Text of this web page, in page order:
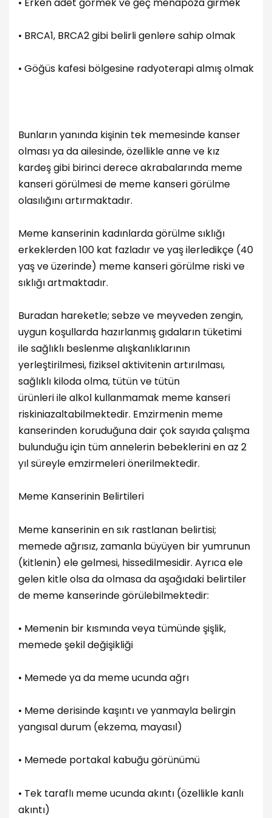
• Erken adet görmek ve geç menapoza girmek
• BRCA1, BRCA2 gibi belirli genlere sahip olmak
• Göğüs kafesi bölgesine radyoterapi almış olmak
Bunların yanında kişinin tek memesinde kanser
olması ya da ailesinde, özellikle anne ve kız
kardeş gibi birinci derece akrabalarında meme
kanseri görülmesi de meme kanseri görülme
olasılığını artırmaktadır.
Meme kanserinin kadınlarda görülme sıklığı
erkeklerden 100 kat fazladır ve yaş ilerledikçe (40
yaş ve üzerinde) meme kanseri görülme riski ve
sıklığı artmaktadır.
Buradan hareketle; sebze ve meyveden zengin,
uygun koşullarda hazırlanmış gıdaların tüketimi
ile sağlıklı beslenme alışkanlıklarının
yerleştirilmesi, fiziksel aktivitenin artırılması,
sağlıklı kiloda olma, tütün ve tütün
ürünleri ile alkol kullanmamak meme kanseri
riskiniazaltabilmektedir. Emzirmenin meme
kanserinden koruduğuna dair çok sayıda çalışma
bulunduğu için tüm annelerin bebeklerini en az 2
yıl süreyle emzirmeleri önerilmektedir.
Meme Kanserinin Belirtileri
Meme kanserinin en sık rastlanan belirtisi;
memede ağrısız, zamanla büyüyen bir yumrunun
(kitlenin) ele gelmesi, hissedilmesidir. Ayrıca ele
gelen kitle olsa da olmasa da aşağıdaki belirtiler
de meme kanserinde görülebilmektedir:
• Memenin bir kısmında veya tümünde şişlik,
memede şekil değişikliği
• Memede ya da meme ucunda ağrı
• Meme derisinde kaşıntı ve yanmayla belirgin
yangısal durum (ekzema, mayasıl)
• Memede portakal kabuğu görünümü
• Tek taraflı meme ucunda akıntı (özellikle kanlı
akıntı)